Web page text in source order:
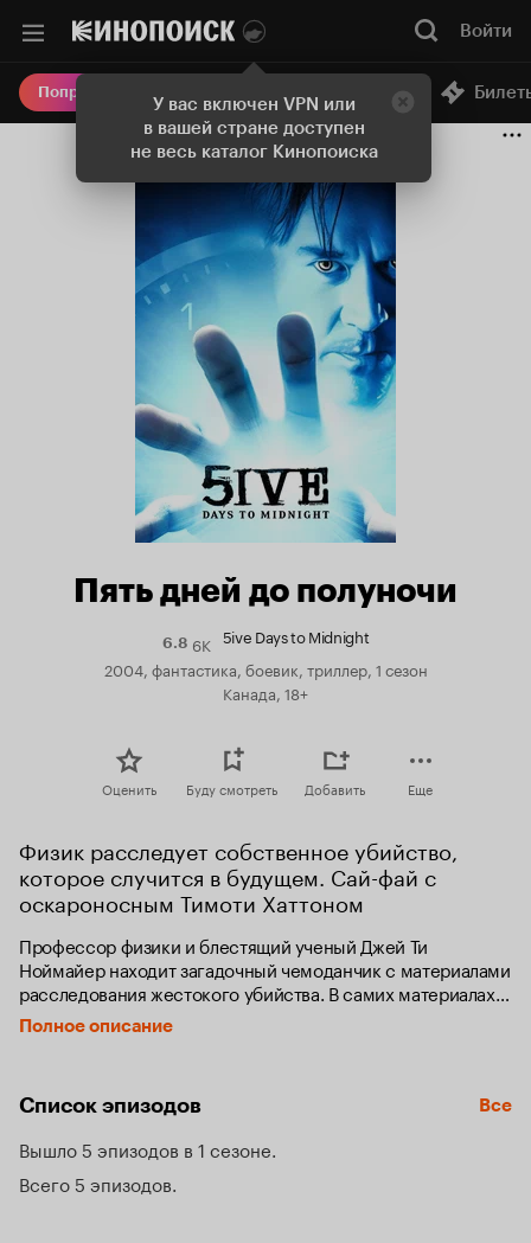
У вас включен VPN или
в вашей стране доступен
не весь каталог Кинопоиска
Войти
Попробовать Плюс Онлайн-кинотеатр
Пять дней до полуночи
6.8Рейтинг
Кинопоиска
6K 5ive Days to Midnight
2004, фантастика, боевик, триллер, 1 сезон
Канада, 18+
Оценить Буду смотреть Добавить Еще
Физик расследует собственное убийство,
которое случится в будущем. Сай-фай с
оскароносным Тимоти Хаттоном
Профессор физики и блестящий ученый Джей Ти
Ноймайер находит загадочный чемоданчик с материалами
расследования жестокого убийства. В самих материалах
нет ничего необычного: фотографии трупа, пуля, ставшая
причиной смерти потерпевшего, список подозреваемых и
Необычно лишь то, что само убийство должно произойти
Поначалу он принимает всё это за дурацкий розыгрыш, но
когда события начинают развиваться именно так, как
Полное описание
Список эпизодов Все
Вышло 5 эпизодов в 1 сезоне
Всего 5 эпизодов